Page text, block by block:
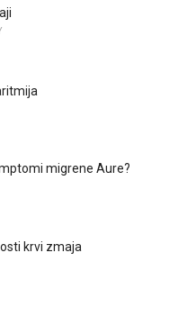
migrene Aure?
krvi zmaja